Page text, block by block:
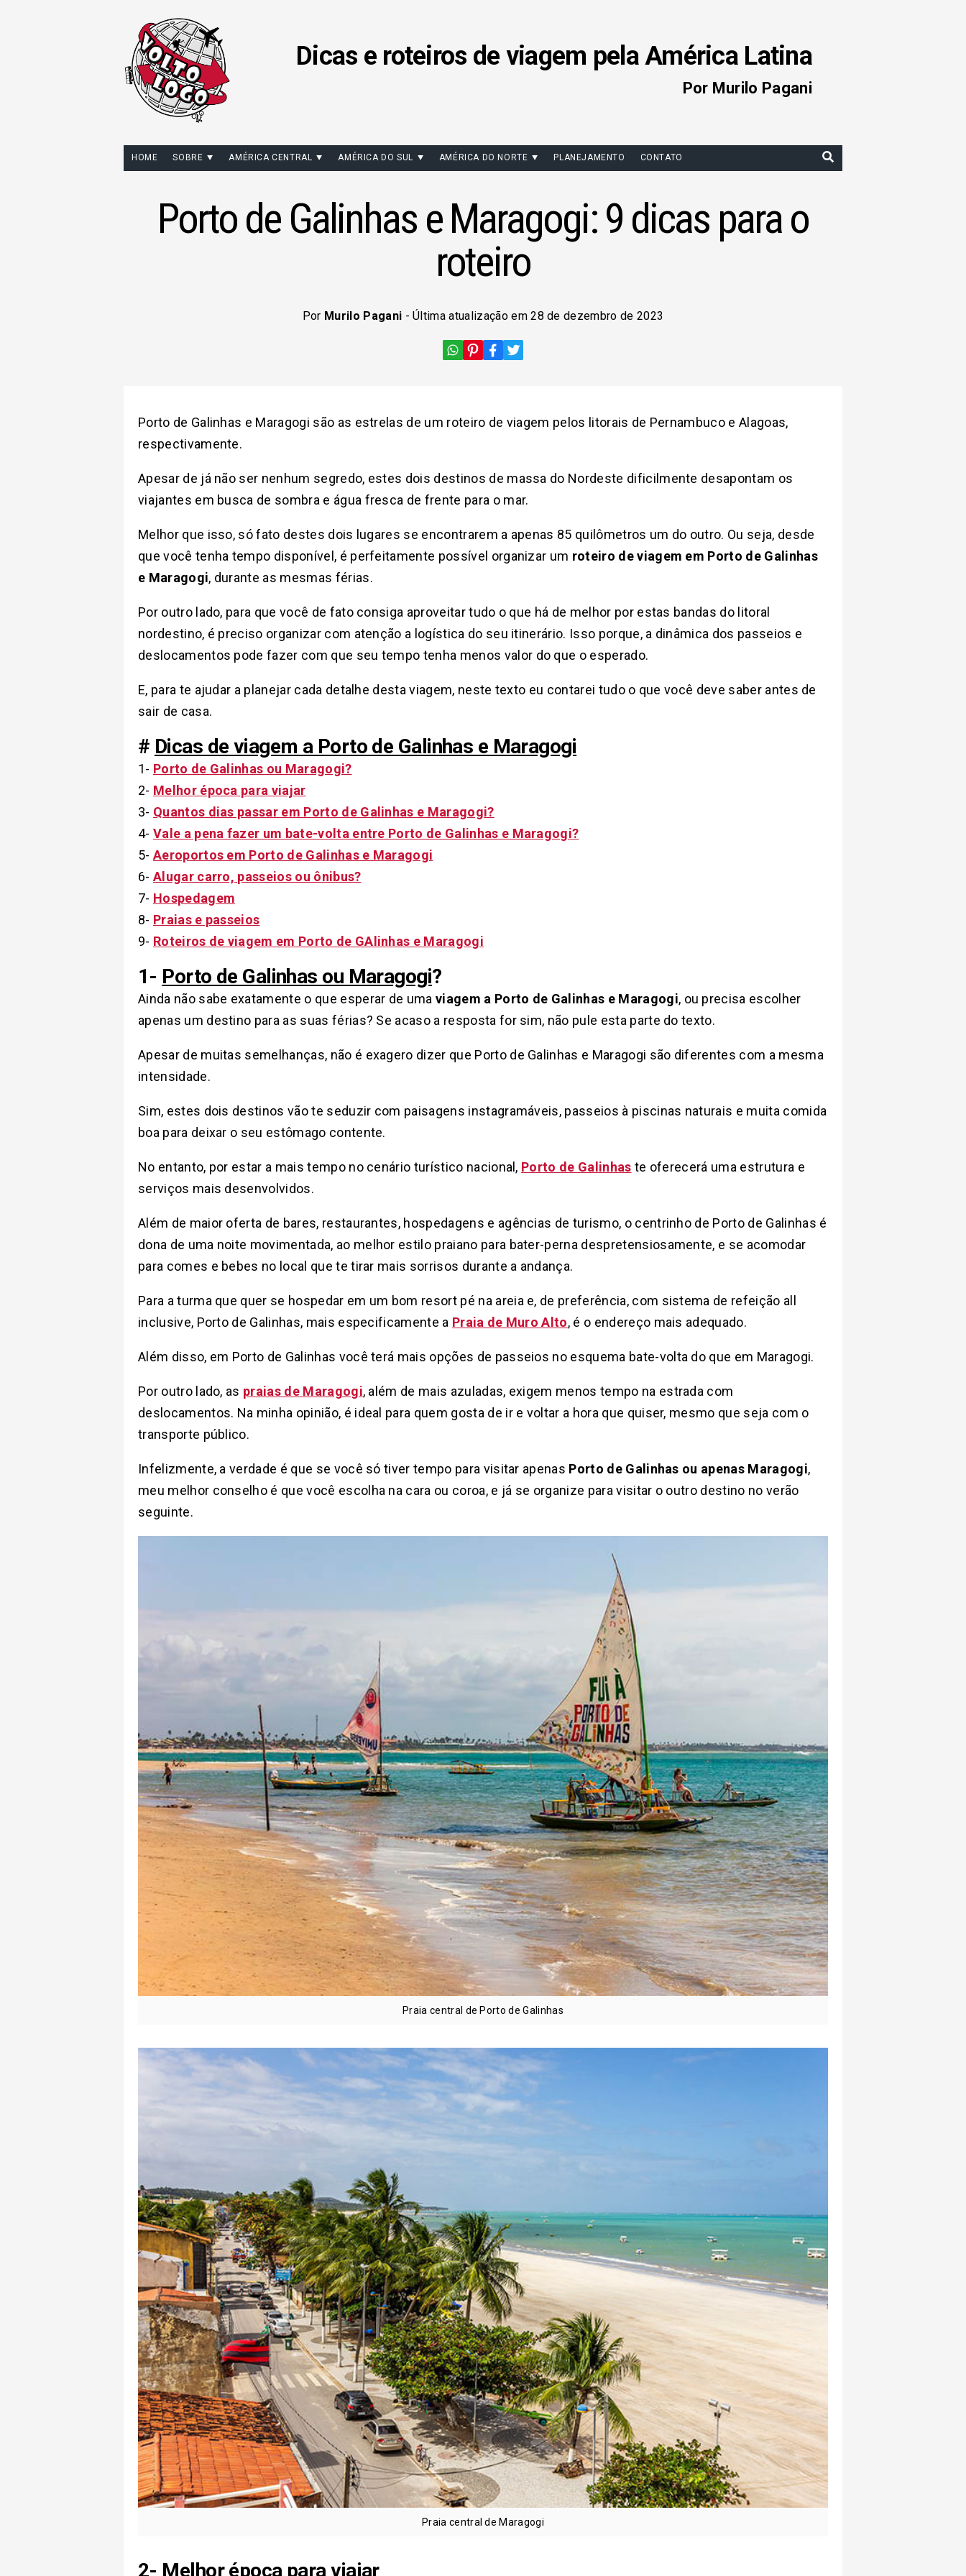
Dicas e roteiros de viagem pela América Latina
Por Murilo Pagani
HOME SOBRE AMÉRICA CENTRAL AMÉRICA DO SUL AMÉRICA DO NORTE PLANEJAMENTO CONTATO
Porto de Galinhas e Maragogi: 9 dicas para o
roteiro
Por Murilo Pagani - Última atualização em 28 de dezembro de 2023
Porto de Galinhas e Maragogi são as estrelas de um roteiro de viagem pelos litorais de Pernambuco e Alagoas,
respectivamente.
Apesar de já não ser nenhum segredo, estes dois destinos de massa do Nordeste dificilmente desapontam os
viajantes em busca de sombra e água fresca de frente para o mar.
Melhor que isso, só fato destes dois lugares se encontrarem a apenas 85 quilômetros um do outro. Ou seja, desde
que você tenha tempo disponível, é perfeitamente possível organizar um roteiro de viagem em Porto de Galinhas
e Maragogi, durante as mesmas férias.
Por outro lado, para que você de fato consiga aproveitar tudo o que há de melhor por estas bandas do litoral
nordestino, é preciso organizar com atenção a logística do seu itinerário. Isso porque, a dinâmica dos passeios e
deslocamentos pode fazer com que seu tempo tenha menos valor do que o esperado.
E, para te ajudar a planejar cada detalhe desta viagem, neste texto eu contarei tudo o que você deve saber antes de
sair de casa.
# Dicas de viagem a Porto de Galinhas e Maragogi
1- Porto de Galinhas ou Maragogi?
2- Melhor época para viajar
3- Quantos dias passar em Porto de Galinhas e Maragogi?
4- Vale a pena fazer um bate-volta entre Porto de Galinhas e Maragogi?
5- Aeroportos em Porto de Galinhas e Maragogi
6- Alugar carro, passeios ou ônibus?
7- Hospedagem
8- Praias e passeios
9- Roteiros de viagem em Porto de GAlinhas e Maragogi
1- Porto de Galinhas ou Maragogi?
Ainda não sabe exatamente o que esperar de umaviagem a Porto de Galinhas e Maragogi, ou precisa escolher
apenas um destino para as suas férias? Se acaso a resposta for sim, não pule esta parte do texto.
Apesar de muitas semelhanças, não é exagero dizer que Porto de Galinhas e Maragogi são diferentes com a mesma
intensidade.
Sim, estes dois destinos vão te seduzir com paisagens instagramáveis, passeios à piscinas naturais e muita comida
boa para deixar o seu estômago contente.
No entanto, por estar a mais tempo no cenário turístico nacional, Porto de Galinhas te oferecerá uma estrutura e
serviços mais desenvolvidos.
Além de maior oferta de bares, restaurantes, hospedagens e agências de turismo, o centrinho de Porto de Galinhas é
dona de uma noite movimentada, ao melhor estilo praiano para bater-perna despretensiosamente, e se acomodar
para comes e bebes no local que te tirar mais sorrisos durante a andança.
Para a turma que quer se hospedar em um bom resort pé na areia e, de preferência, com sistema de refeição all
inclusive, Porto de Galinhas, mais especificamente a Praia de Muro Alto, é o endereço mais adequado.
Além disso, em Porto de Galinhas você terá mais opções de passeios no esquema bate-volta do que em Maragogi.
Por outro lado, as praias de Maragogi, além de mais azuladas, exigem menos tempo na estrada com
deslocamentos. Na minha opinião, é ideal para quem gosta de ir e voltar a hora que quiser, mesmo que seja com o
transporte público.
Infelizmente, a verdade é que se você só tiver tempo para visitar apenas Porto de Galinhas ou apenas Maragogi,
meu melhor conselho é que você escolha na cara ou coroa, e já se organize para visitar o outro destino no verão
seguinte.
Praia central de Porto de Galinhas
Praia central de Maragogi
2- Melhor época para viajar